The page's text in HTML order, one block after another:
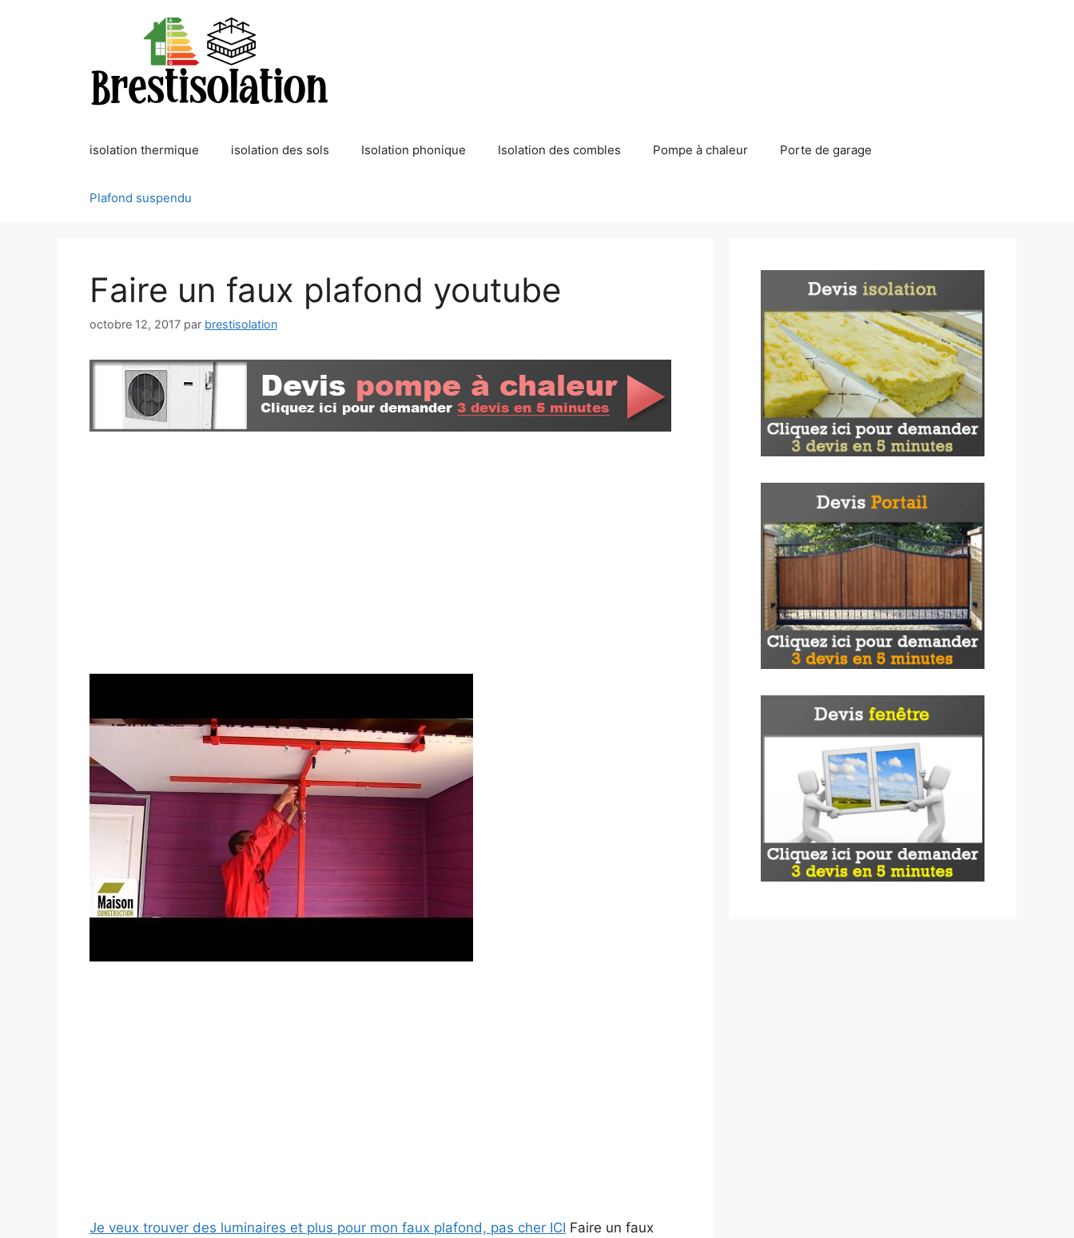
isolation thermique isolation des sols Isolation phonique Isolation des combles Pompe à chaleur Porte de garage
Plafond suspendu
Faire un faux plafond youtube
octobre 12, 2017 par brestisolation
Je veux trouver des luminaires et plus pour mon faux plafond, pas cher ICI Faire un faux